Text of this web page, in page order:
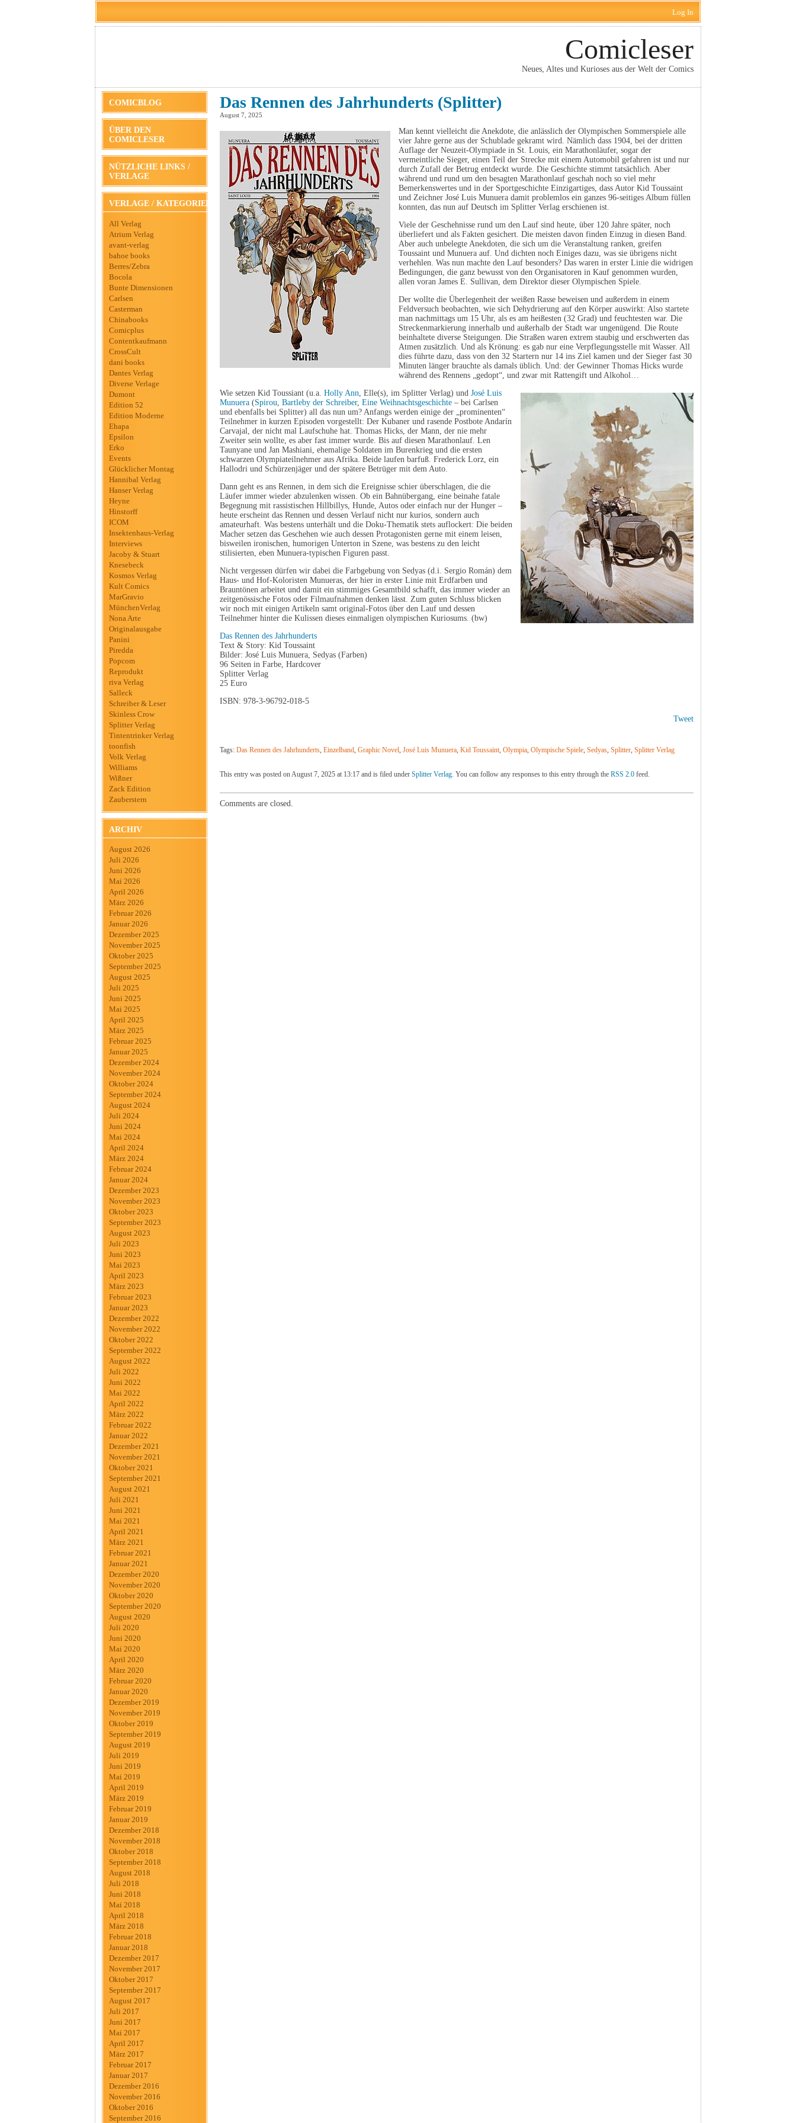
Log In
Comicleser
Neues, Altes und Kurioses aus der Welt der Comics
COMICBLOG
ÜBER DEN
COMICLESER
NÜTZLICHE LINKS /
VERLAGE
VERLAGE / KATEGORIEN
All Verlag
Atrium Verlag
avant-verlag
bahoe books
Berres/Zebra
Bocola
Bunte Dimensionen
Carlsen
Casterman
Chinabooks
Comicplus
Contentkaufmann
CrossCult
dani books
Dantes Verlag
Diverse Verlage
Dumont
Edition 52
Edition Moderne
Ehapa
Epsilon
Erko
Events
Glücklicher Montag
Hannibal Verlag
Hanser Verlag
Heyne
Hinstorff
ICOM
Insektenhaus-Verlag
Interviews
Jacoby & Stuart
Knesebeck
Kosmos Verlag
Kult Comics
MarGravio
MünchenVerlag
Nona Arte
Originalausgabe
Panini
Piredda
Popcom
Reprodukt
riva Verlag
Salleck
Schreiber & Leser
Skinless Crow
Splitter Verlag
Tintentrinker Verlag
toonfish
Volk Verlag
Williams
Wißner
Zack Edition
Zauberstern
ARCHIV
August 2026
Juli 2026
Juni 2026
Mai 2026
April 2026
März 2026
Februar 2026
Januar 2026
Dezember 2025
November 2025
Oktober 2025
September 2025
August 2025
Juli 2025
Juni 2025
Mai 2025
April 2025
März 2025
Februar 2025
Januar 2025
Dezember 2024
November 2024
Oktober 2024
September 2024
August 2024
Juli 2024
Juni 2024
Mai 2024
April 2024
März 2024
Februar 2024
Januar 2024
Dezember 2023
November 2023
Oktober 2023
September 2023
August 2023
Juli 2023
Juni 2023
Mai 2023
April 2023
März 2023
Februar 2023
Januar 2023
Dezember 2022
November 2022
Oktober 2022
September 2022
August 2022
Juli 2022
Juni 2022
Mai 2022
April 2022
März 2022
Februar 2022
Januar 2022
Dezember 2021
November 2021
Oktober 2021
September 2021
August 2021
Juli 2021
Juni 2021
Mai 2021
April 2021
März 2021
Februar 2021
Januar 2021
Dezember 2020
November 2020
Oktober 2020
September 2020
August 2020
Juli 2020
Juni 2020
Mai 2020
April 2020
März 2020
Februar 2020
Januar 2020
Dezember 2019
November 2019
Oktober 2019
September 2019
August 2019
Juli 2019
Juni 2019
Mai 2019
April 2019
März 2019
Februar 2019
Januar 2019
Dezember 2018
November 2018
Oktober 2018
September 2018
August 2018
Juli 2018
Juni 2018
Mai 2018
April 2018
März 2018
Februar 2018
Januar 2018
Dezember 2017
November 2017
Oktober 2017
September 2017
August 2017
Juli 2017
Juni 2017
Mai 2017
April 2017
März 2017
Februar 2017
Januar 2017
Dezember 2016
November 2016
Oktober 2016
September 2016
Das Rennen des Jahrhunderts (Splitter)
August 7, 2025
Man kennt vielleicht die Anekdote, die anlässlich der Olympischen Sommerspiele alle
vier Jahre gerne aus der Schublade gekramt wird. Nämlich dass 1904, bei der dritten
Auflage der Neuzeit-Olympiade in St. Louis, ein Marathonläufer, sogar der
vermeintliche Sieger, einen Teil der Strecke mit einem Automobil gefahren ist und nur
durch Zufall der Betrug entdeckt wurde. Die Geschichte stimmt tatsächlich. Aber
während und rund um den besagten Marathonlauf geschah noch so viel mehr
Bemerkenswertes und in der Sportgeschichte Einzigartiges, dass Autor Kid Toussaint
und Zeichner José Luis Munuera damit problemlos ein ganzes 96-seitiges Album füllen
konnten, das nun auf Deutsch im Splitter Verlag erschienen ist.
Viele der Geschehnisse rund um den Lauf sind heute, über 120 Jahre später, noch
überliefert und als Fakten gesichert. Die meisten davon finden Einzug in diesen Band.
Aber auch unbelegte Anekdoten, die sich um die Veranstaltung ranken, greifen
Toussaint und Munuera auf. Und dichten noch Einiges dazu, was sie übrigens nicht
verhehlen. Was nun machte den Lauf besonders? Das waren in erster Linie die widrigen
Bedingungen, die ganz bewusst von den Organisatoren in Kauf genommen wurden,
allen voran James E. Sullivan, dem Direktor dieser Olympischen Spiele.
Der wollte die Überlegenheit der weißen Rasse beweisen und außerdem in einem
Feldversuch beobachten, wie sich Dehydrierung auf den Körper auswirkt: Also startete
man nachmittags um 15 Uhr, als es am heißesten (32 Grad) und feuchtesten war. Die
Streckenmarkierung innerhalb und außerhalb der Stadt war ungenügend. Die Route
beinhaltete diverse Steigungen. Die Straßen waren extrem staubig und erschwerten das
Atmen zusätzlich. Und als Krönung: es gab nur eine Verpflegungsstelle mit Wasser. All
dies führte dazu, dass von den 32 Startern nur 14 ins Ziel kamen und der Sieger fast 30
Minuten länger brauchte als damals üblich. Und: der Gewinner Thomas Hicks wurde
während des Rennens „gedopt“, und zwar mit Rattengift und Alkohol…
Wie setzen Kid Toussiant (u.a. Holly Ann, Elle(s), im Splitter Verlag) und José Luis
Munuera (Spirou, Bartleby der Schreiber, Eine Weihnachtsgeschichte – bei Carlsen
und ebenfalls bei Splitter) all das nun um? Anfangs werden einige der „prominenten“
Teilnehmer in kurzen Episoden vorgestellt: Der Kubaner und rasende Postbote Andarín
Carvajal, der nicht mal Laufschuhe hat. Thomas Hicks, der Mann, der nie mehr
Zweiter sein wollte, es aber fast immer wurde. Bis auf diesen Marathonlauf. Len
Taunyane und Jan Mashiani, ehemalige Soldaten im Burenkrieg und die ersten
schwarzen Olympiateilnehmer aus Afrika. Beide laufen barfuß. Frederick Lorz, ein
Hallodri und Schürzenjäger und der spätere Betrüger mit dem Auto.
Dann geht es ans Rennen, in dem sich die Ereignisse schier überschlagen, die die
Läufer immer wieder abzulenken wissen. Ob ein Bahnübergang, eine beinahe fatale
Begegnung mit rassistischen Hillbillys, Hunde, Autos oder einfach nur der Hunger –
heute erscheint das Rennen und dessen Verlauf nicht nur kurios, sondern auch
amateurhaft. Was bestens unterhält und die Doku-Thematik stets auflockert: Die beiden
Macher setzen das Geschehen wie auch dessen Protagonisten gerne mit einem leisen,
bisweilen ironischen, humorigen Unterton in Szene, was bestens zu den leicht
stilisierten, eben Munuera-typischen Figuren passt.
Nicht vergessen dürfen wir dabei die Farbgebung von Sedyas (d.i. Sergio Román) dem
Haus- und Hof-Koloristen Munueras, der hier in erster Linie mit Erdfarben und
Brauntönen arbeitet und damit ein stimmiges Gesamtbild schafft, das immer wieder an
zeitgenössische Fotos oder Filmaufnahmen denken lässt. Zum guten Schluss blicken
wir noch mit einigen Artikeln samt original-Fotos über den Lauf und dessen
Teilnehmer hinter die Kulissen dieses einmaligen olympischen Kuriosums. (bw)
Das Rennen des Jahrhunderts
Text & Story: Kid Toussaint
Bilder: José Luis Munuera, Sedyas (Farben)
96 Seiten in Farbe, Hardcover
Splitter Verlag
25 Euro
ISBN: 978-3-96792-018-5
Tweet
Tags: Das Rennen des Jahrhunderts, Einzelband, Graphic Novel, José Luis Munuera, Kid Toussaint, Olympia, Olympische Spiele, Sedyas, Splitter, Splitter Verlag
This entry was posted on August 7, 2025 at 13:17 and is filed under Splitter Verlag. You can follow any responses to this entry through the RSS 2.0 feed.
Comments are closed.